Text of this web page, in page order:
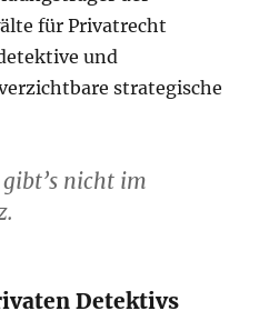
für Privatrecht
und
strategische
nicht im
Detektivs